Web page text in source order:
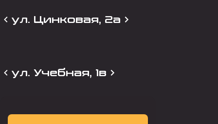
ул. Цинковая, 2а
ул. Учебная, 1в